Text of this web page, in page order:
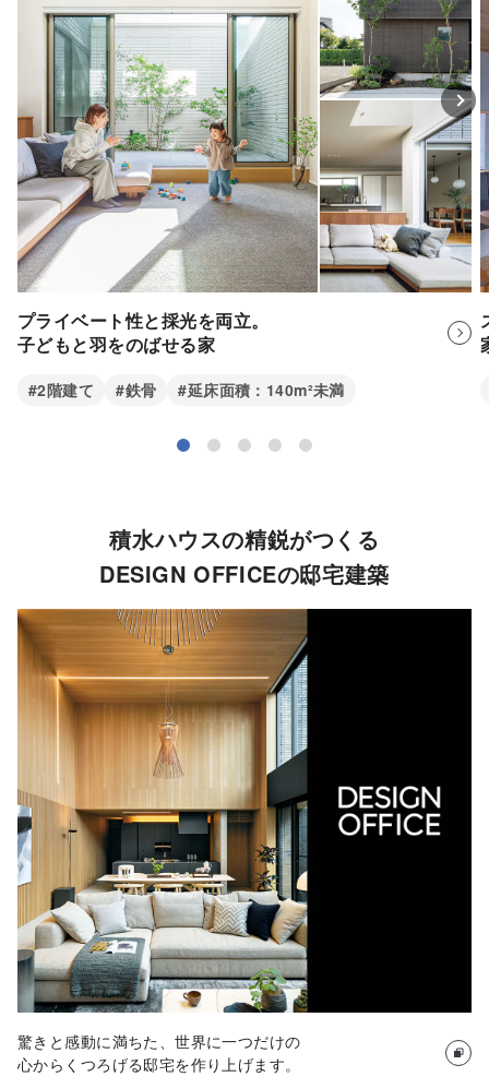
プライベート性と採光を両立。
子どもと羽をのばせる家
#2階建て #鉄骨 #延床面積：140m²未満
積水ハウスの精鋭がつくる
DESIGN OFFICEの邸宅建築
驚きと感動に満ちた、世界に一つだけの
心からくつろげる邸宅を作り上げます。